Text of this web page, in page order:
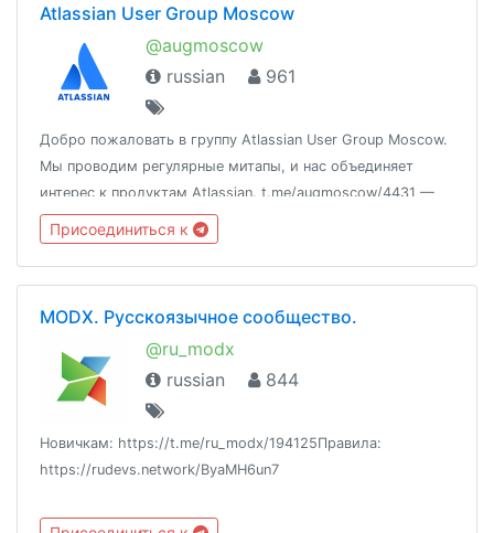
Atlassian User Group Moscow
@augmoscow
russian
961
Добро пожаловать в группу Atlassian User Group Moscow.
Мы проводим регулярные митапы, и нас объединяет
интерес к продуктам Atlassian. t.me/augmoscow/4431 —
наши ресурсы и порядки@aug_dev — филиал для
разработчиков@augspb — Питерская группа
Присоединиться к
MODX. Русскоязычное сообщество.
@ru_modx
russian
844
Новичкам: https://t.me/ru_modx/194125Правила:
https://rudevs.network/ByaMH6un7